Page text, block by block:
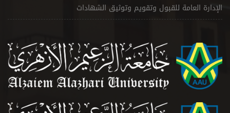
الإدارة العامة للقبول وتقويم وتوثيق الشهادات